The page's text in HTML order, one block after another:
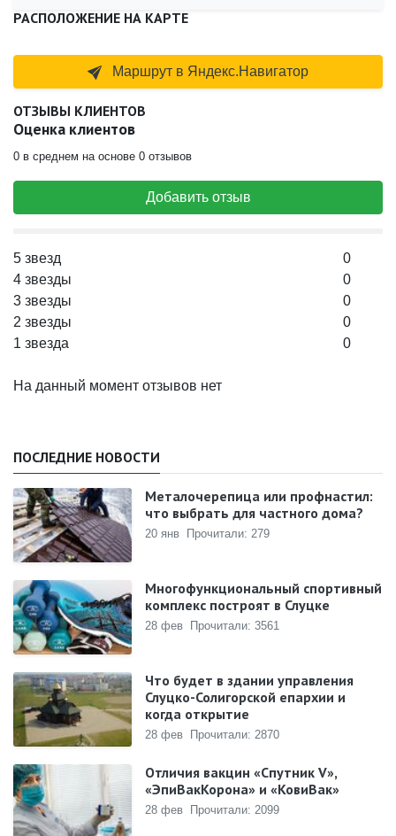
РАСПОЛОЖЕНИЕ НА КАРТЕ
Маршрут в Яндекс.Навигатор
ОТЗЫВЫ КЛИЕНТОВ
Оценка клиентов
0 в среднем на основе 0 отзывов
Добавить отзыв
5 звезд
0
4 звезды
0
3 звезды
0
2 звезды
0
1 звезда
0
На данный момент отзывов нет
ПОСЛЕДНИЕ НОВОСТИ
Металочерепица или профнастил:
что выбрать для частного дома?
20 янв Прочитали: 279
Многофункциональный спортивный
комплекс построят в Слуцке
28 фев Прочитали: 3561
Что будет в здании управления
Слуцко-Солигорской епархии и
когда открытие
28 фев Прочитали: 2870
Отличия вакцин «Спутник V»,
«ЭпиВакКорона» и «КовиВак»
28 фев Прочитали: 2099